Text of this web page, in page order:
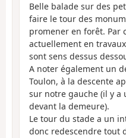
Belle balade sur des
faire le tour des
promener en forêt. Par
actuellement en
sont sens dessus
A noter également un
Toulon, à la descente
sur notre gauche (il y a
devant la demeure).
Le tour du stade a un
donc redescendre tout